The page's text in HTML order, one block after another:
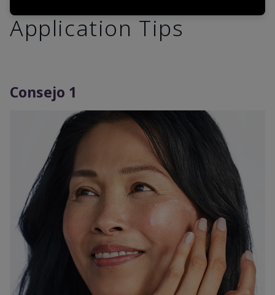
Application Tips
Consejo 1